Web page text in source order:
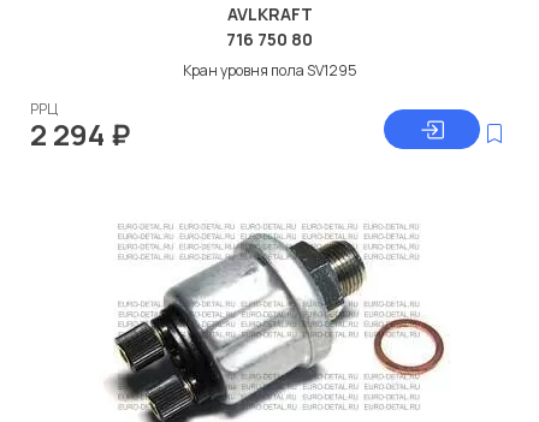
AVLKRAFT
716 750 80
Кран уровня пола SV1295
РРЦ
2 294 ₽